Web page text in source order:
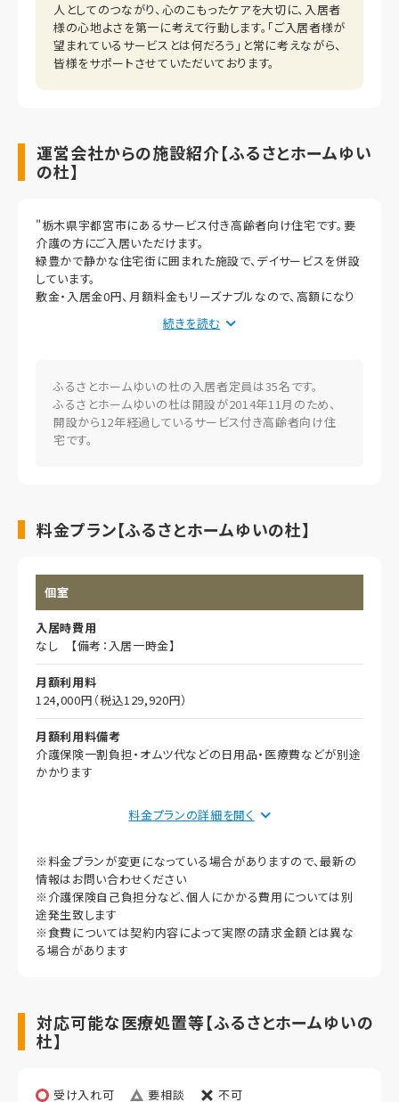
人としてのつながり、心のこもったケアを大切に、入居者
様の心地よさを第一に考えて行動します。「ご入居者様が
望まれているサービスとは何だろう」と常に考えながら、
皆様をサポートさせていただいております。
運営会社からの施設紹介【ふるさとホームゆい
の杜】
"栃木県宇都宮市にあるサービス付き高齢者向け住宅です。要
介護の方にご入居いただけます。
緑豊かで静かな住宅街に囲まれた施設で、デイサービスを併設
しています。
敷金・入居金0円、月額料金もリーズナブルなので、高額になり
がちな費用負担を軽減していただけます。
専門のケアスタッフが食事、入浴、排せつなどの介助はもちろ
近隣の協力医療機関による定期的な訪問診療や救急対応を実
施しているので、健康面に不安がある方でもご安心ください。
居室はすべて個室でご用意しているので、人目を気にせずプラ
イベートな時間を思う存分お楽しみいただけます。各居室にトイ
続きを読む
ふるさとホームゆいの杜の入居者定員は35名です。
ふるさとホームゆいの杜は開設が2014年11月のため、
開設から12年経過しているサービス付き高齢者向け住
宅です。
料金プラン【ふるさとホームゆいの杜】
個室
入居時費用
なし 【備考：入居一時金】
月額利用料
124,000円（税込129,920円）
月額利用料備考
介護保険一割負担・オムツ代などの日用品・医療費などが別途
かかります
50,000円（非課税）
食費
52,000円（56,160円）
上乗せ介護費
11,000円（11,880円）
料金プランの詳細を
※料金プランが変更になっている場合がありますので、最新の
情報はお問い合わせください
※介護保険自己負担分など、個人にかかる費用については別
途発生致します
※食費については契約内容によって実際の請求金額とは異な
る場合があります
対応可能な医療処置等【ふるさとホームゆいの
杜】
受け入れ可 要相談 不可